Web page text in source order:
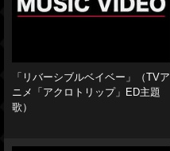
「リバーシブルベイベー」（TVア
ニメ「アクロトリップ」ED主題
歌）